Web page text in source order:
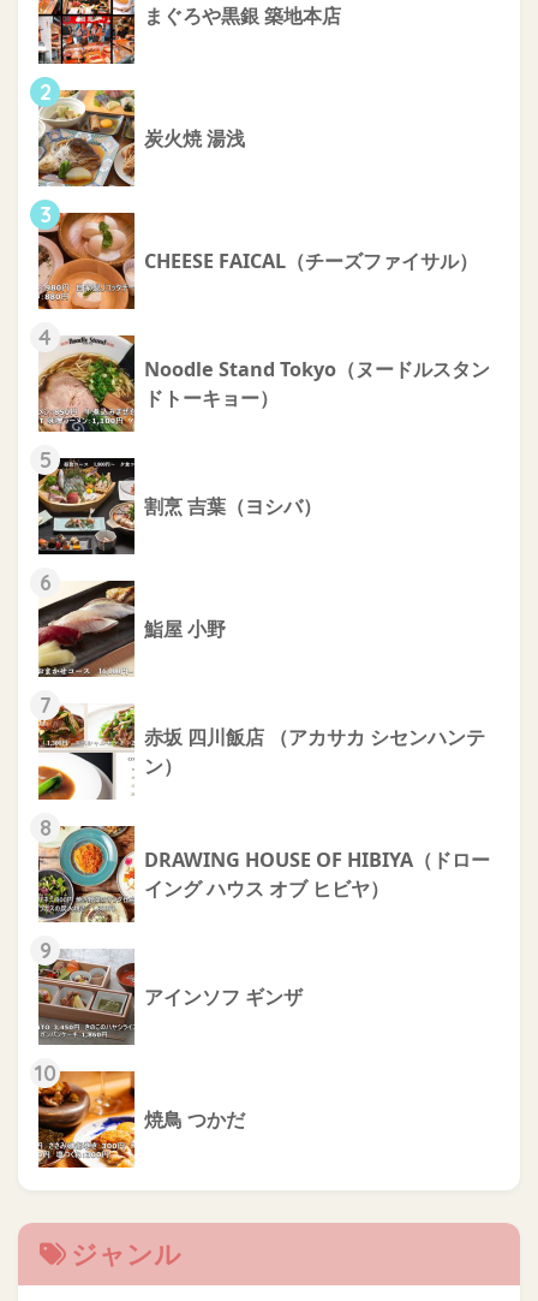
まぐろや黒銀 築地本店
2
炭火焼 湯浅
3
CHEESE FAICAL（チーズファイサル）
4
Noodle Stand Tokyo（ヌードルスタン
ドトーキョー）
5
割烹 吉葉（ヨシバ）
6
鮨屋 小野
7
赤坂 四川飯店 （アカサカ シセンハンテ
ン）
8
DRAWING HOUSE OF HIBIYA（ドロー
イング ハウス オブ ヒビヤ）
9
アインソフ ギンザ
10
焼鳥 つかだ
ジャンル